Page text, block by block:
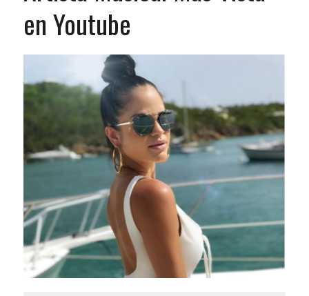
en Youtube